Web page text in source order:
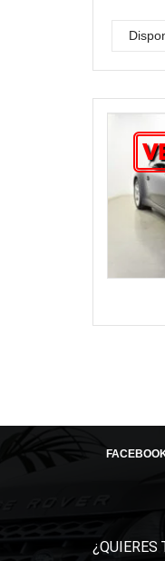
¿QUIERES